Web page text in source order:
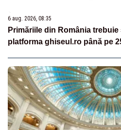
6 aug. 2026, 08:35
Primăriile din România
platforma ghiseul.ro până pe